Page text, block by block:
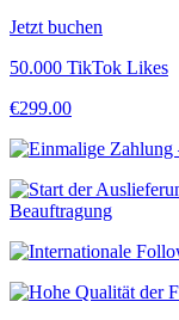
Jetzt buchen
50.000 TikTok Likes
€299.00
Beauftragung